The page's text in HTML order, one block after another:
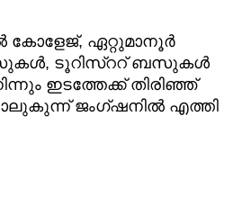
കോളേജ്, ഏറ്റുമാനൂർ
ടൂറിസ്ററ് ബസുകൾ
ഇടത്തേക്ക് തിരിഞ്ഞ്
ജംഗ്ഷനിൽ എത്തി